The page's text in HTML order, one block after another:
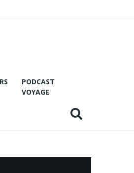
PODCAST
VOYAGE